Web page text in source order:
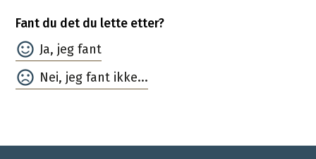
Fant du det du lette etter?
Ja
Nei